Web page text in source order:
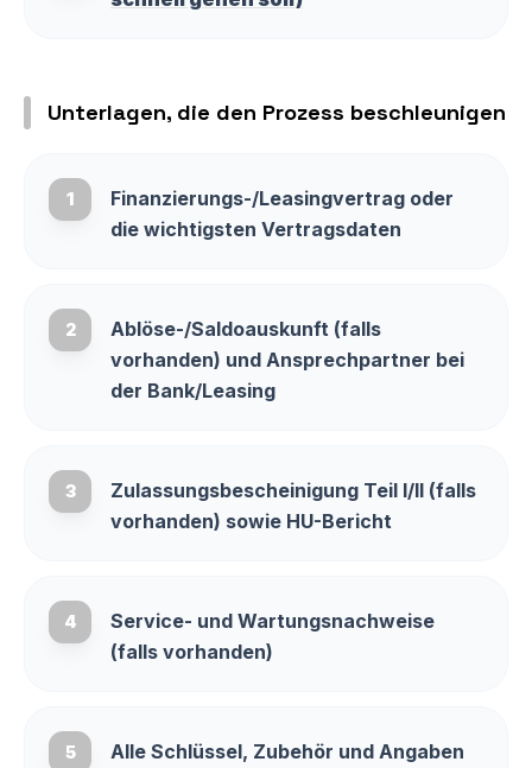
Unterlagen, die den Prozess beschleunigen
1
Finanzierungs-/Leasingvertrag oder
die wichtigsten Vertragsdaten
2
Ablöse-/Saldoauskunft (falls
vorhanden) und Ansprechpartner bei
der Bank/Leasing
3
Zulassungsbescheinigung Teil I/II (falls
vorhanden) sowie HU-Bericht
4
Service- und Wartungsnachweise
(falls vorhanden)
5 Alle Schlüssel, Zubehör und Angaben